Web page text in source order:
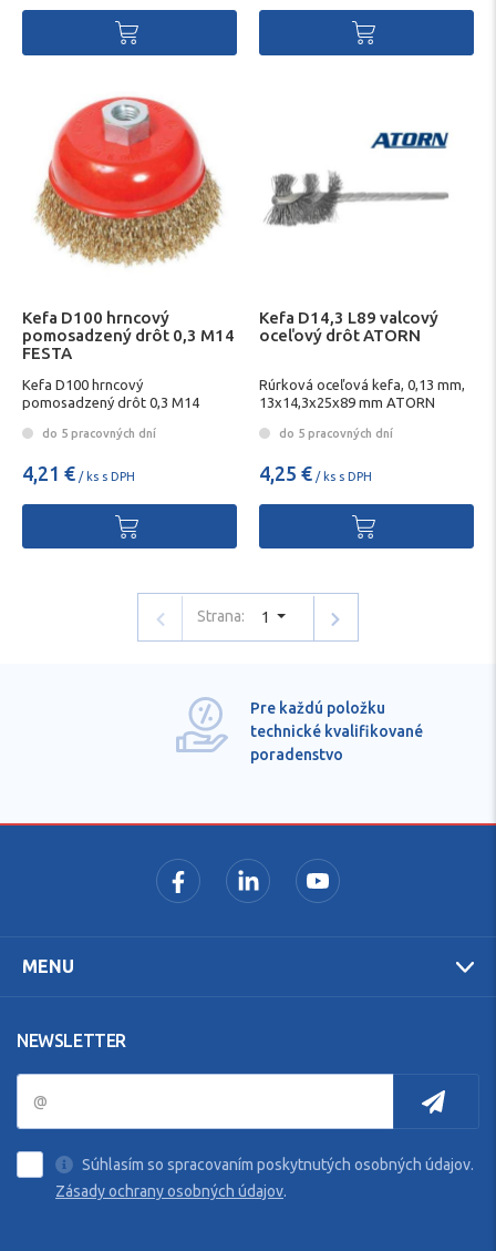
Kefa D100 hrncový
pomosadzený drôt 0,3 M14
FESTA
Kefa D100 hrncový
pomosadzený drôt 0,3 M14
do 5 pracovných dní
4,21 € / ks s DPH
Kefa D14,3 L89 valcový
oceľový drôt ATORN
Rúrková oceľová kefa, 0,13 mm,
13x14,3x25x89 mm ATORN
do 5 pracovných dní
4,25 € / ks s DPH
Strana: 1
Pre každú položku
technické kvalifikované
poradenstvo
MENU
NEWSLETTER
Súhlasím so spracovaním poskytnutých osobných údajov.
Zásady ochrany osobných údajov.